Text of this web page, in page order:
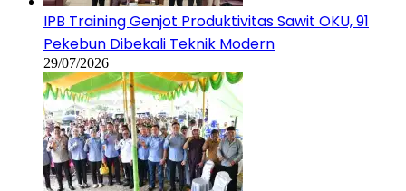
IPB Training Genjot Produktivitas Sawit OKU, 91
Pekebun Dibekali Teknik Modern
29/07/2026